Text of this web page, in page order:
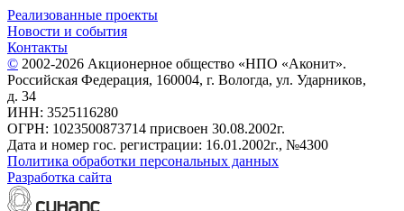
Реализованные проекты
Новости и события
Контакты
© 2002-2026 Акционерное общество «НПО «Аконит».
Российская Федерация, 160004, г. Вологда, ул. Ударников,
д. 34
ИНН: 3525116280
ОГРН: 1023500873714 присвоен 30.08.2002г.
Дата и номер гос. регистрации: 16.01.2002г., №4300
Политика обработки персональных данных
Разработка сайта